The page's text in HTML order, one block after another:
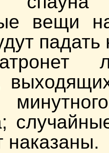
вещи
наказаны.